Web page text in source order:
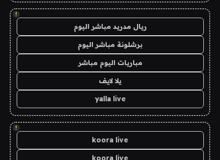
!
ريال مدريد مباشر اليوم
برشلونة مباشر اليوم
مباريات اليوم مباشر
يلا لايف
yalla live
!
koora live
koora live